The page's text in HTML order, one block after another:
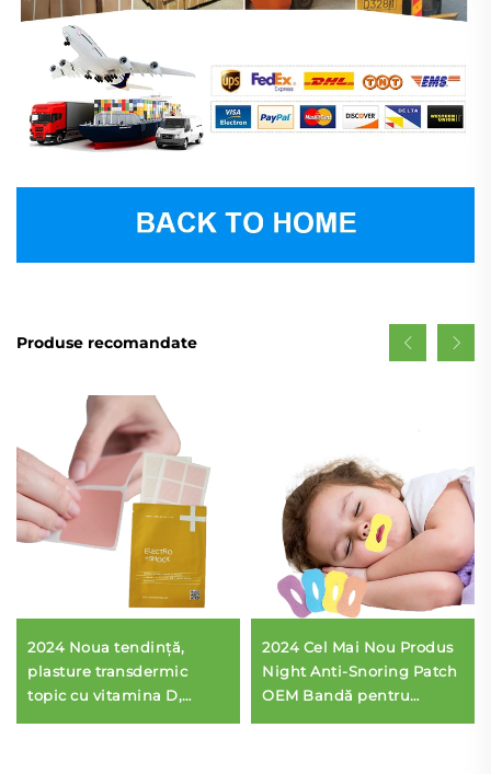
Produse recomandate
2024 Noua tendință,
plasture transdermic
topic cu vitamina D,
magneziu și zinc pentru
2024 Cel Mai Nou Produs
Night Anti-Snoring Patch
OEM Bandă pentru
Respirație pe Gura Stop